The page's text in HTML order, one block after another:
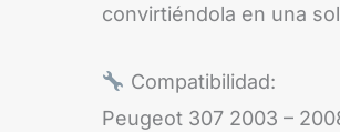
convirtiéndola en una
Compatibilidad:
Peugeot 307 2003 –